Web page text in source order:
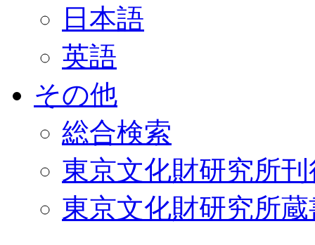
日本語
英語
その他
総合検索
東京文化財研究所
東京文化財研究所